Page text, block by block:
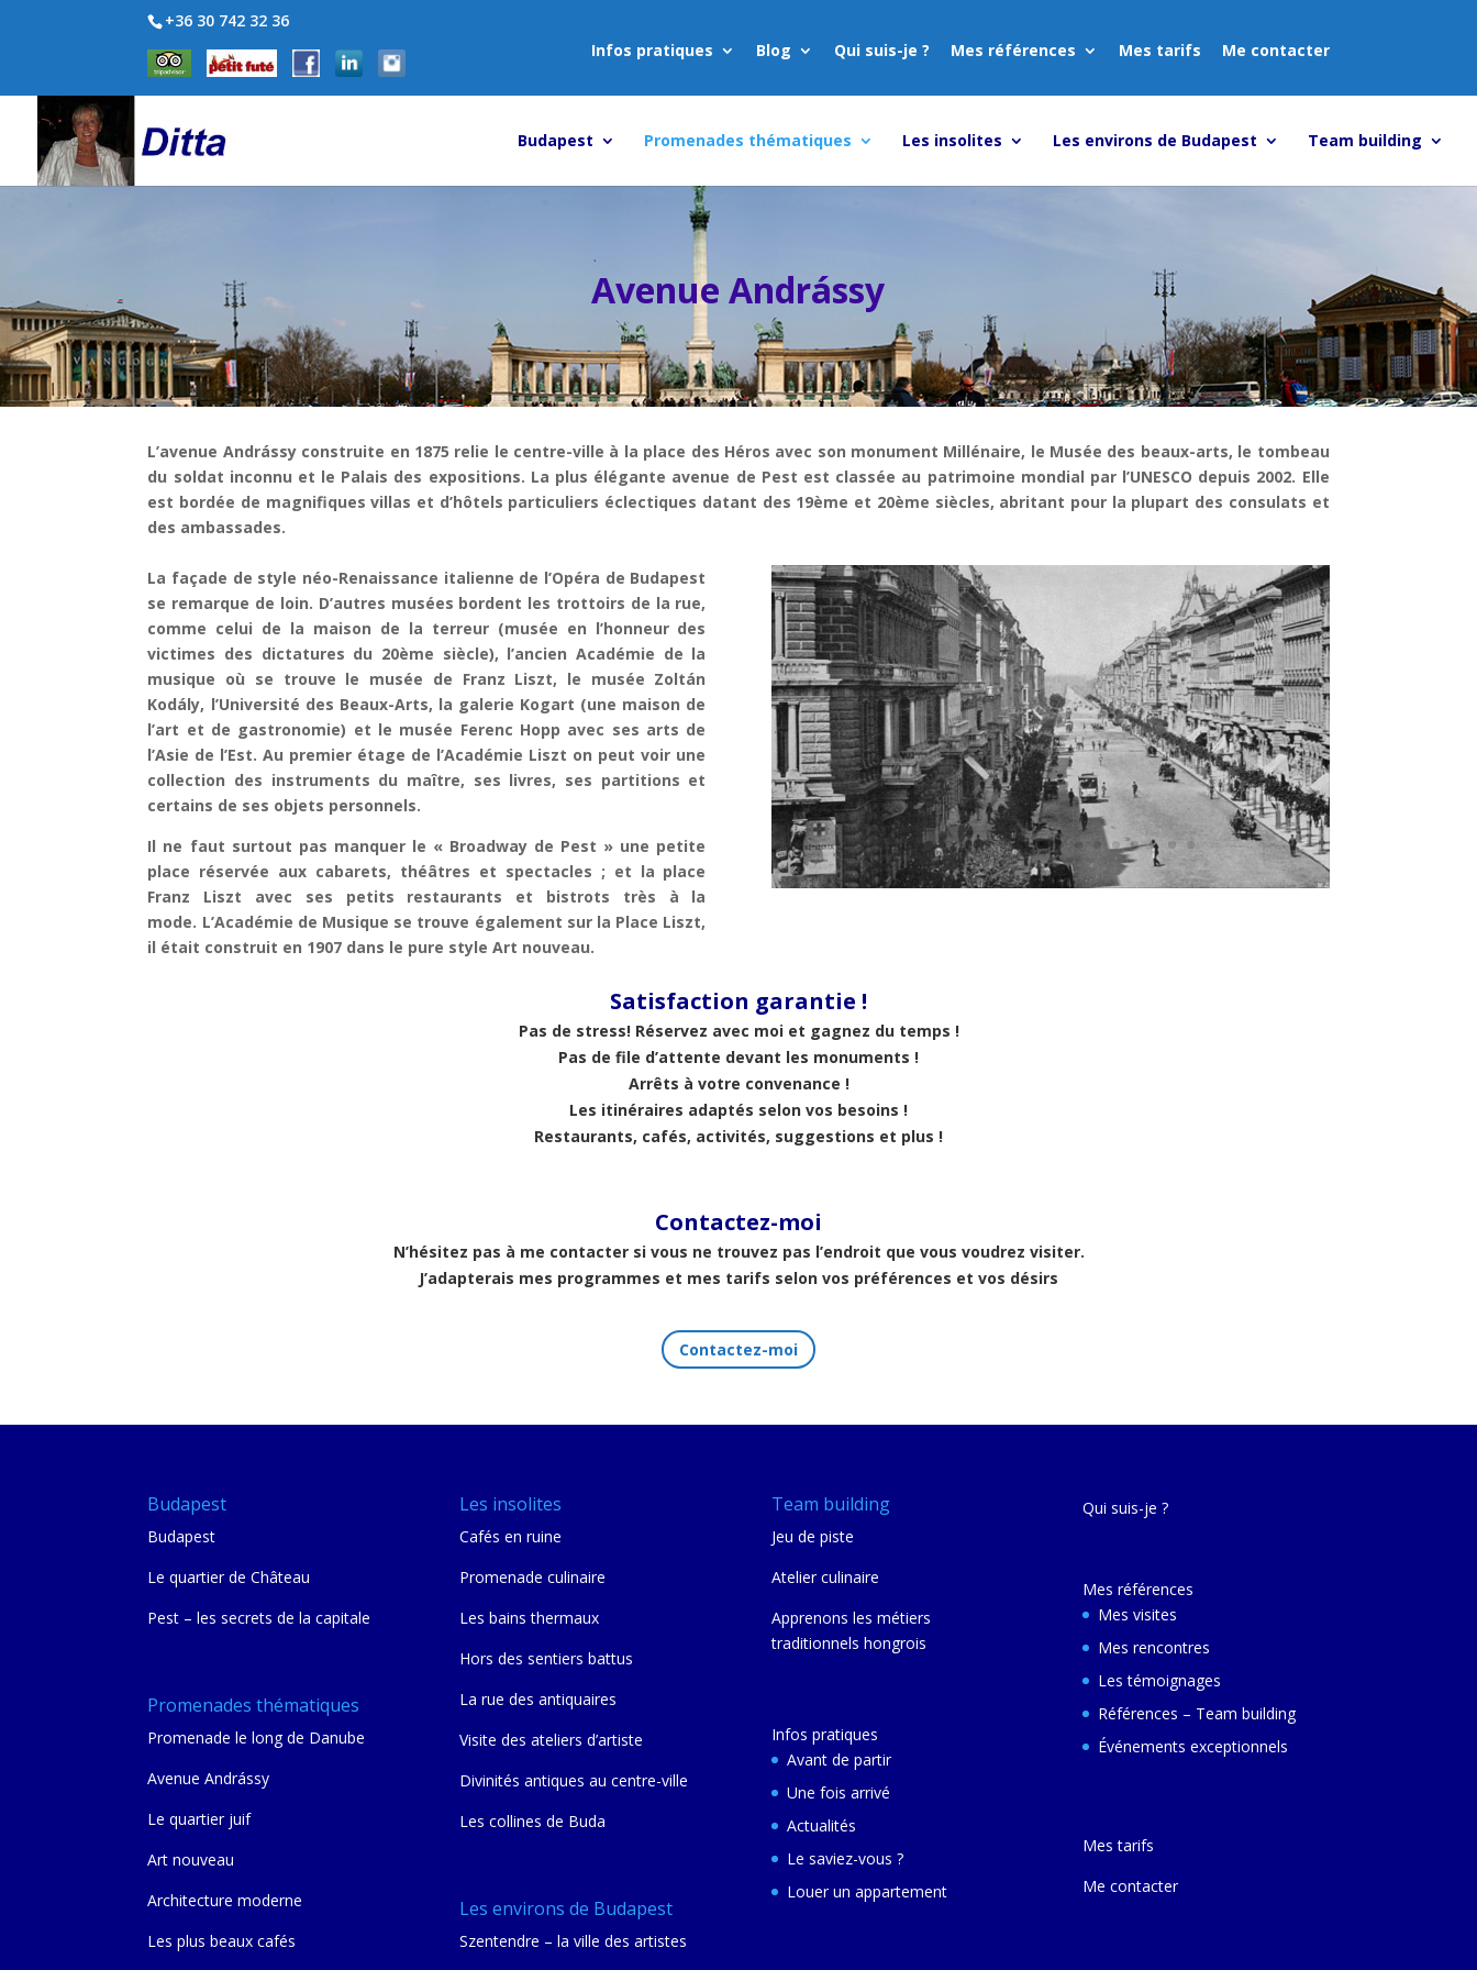
+36 30 742 32 36
Infos pratiques
Blog Qui suis-je ? Mes références Mes tarifs Me contacter
Budapest Promenades thématiques Les insolites Les environs de Budapest Team building
Avenue Andrássy
L’avenue Andrássy construite en 1875 relie le centre-ville à la place des Héros avec son monument Millénaire, le Musée des beaux-arts, le tombeau
du soldat inconnu et le Palais des expositions. La plus élégante avenue de Pest est classée au patrimoine mondial par l’UNESCO depuis 2002. Elle
est bordée de magnifiques villas et d’hôtels particuliers éclectiques datant des 19ème et 20ème siècles, abritant pour la plupart des consulats et
des ambassades.
La façade de style néo-Renaissance italienne de l’Opéra de Budapest
se remarque de loin. D’autres musées bordent les trottoirs de la rue,
comme celui de la maison de la terreur (musée en l’honneur des
victimes des dictatures du 20ème siècle), l’ancien Académie de la
musique où se trouve le musée de Franz Liszt, le musée Zoltán
Kodály, l’Université des Beaux-Arts, la galerie Kogart (une maison de
l’art et de gastronomie) et le musée Ferenc Hopp avec ses arts de
l’Asie de l’Est.Au premier étage de l’Académie Liszt on peut voir une
collection des instruments du maître, ses livres, ses partitions et
certains de ses objets personnels.
Il ne faut surtout pas manquer le « Broadway de Pest » une petite
place réservée aux cabarets, théâtres et spectacles ; et la place
Franz Liszt avec ses petits restaurants et bistrots très à la
mode. L’Académie de Musique se trouve également sur la Place Liszt,
il était construit en 1907 dans le pure style Art nouveau.
Satisfaction garantie !
Pas de stress! Réservez avec moi et gagnez du temps !
Pas de file d’attente devant les monuments !
Arrêts à votre convenance !
Les itinéraires adaptés selon vos besoins !
Restaurants, cafés, activités, suggestions et plus !
Contactez-moi
N’hésitez pas à me contacter si vous ne trouvez pas l’endroit que vous voudrez visiter.
J’adapterais mes programmes et mes tarifs selon vos préférences et vos désirs
Contactez-moi
Budapest
Budapest
Le quartier de Château
Pest – les secrets de la capitale
Promenades thématiques
Promenade le long de Danube
Avenue Andrássy
Le quartier juif
Art nouveau
Architecture moderne
Les plus beaux cafés
Les insolites
Cafés en ruine
Promenade culinaire
Les bains thermaux
Hors des sentiers battus
La rue des antiquaires
Visite des ateliers d’artiste
Divinités antiques au centre-ville
Les collines de Buda
Les environs de Budapest
Szentendre – la ville des artistes
Team building
Jeu de piste
Atelier culinaire
Apprenons les métiers
traditionnels hongrois
Infos pratiques
Avant de partir
Une fois arrivé
Actualités
Le saviez-vous ?
Louer un appartement
Qui suis-je ?
Mes références
Mes visites
Mes rencontres
Les témoignages
Références – Team building
Événements exceptionnels
Mes tarifs
Me contacter